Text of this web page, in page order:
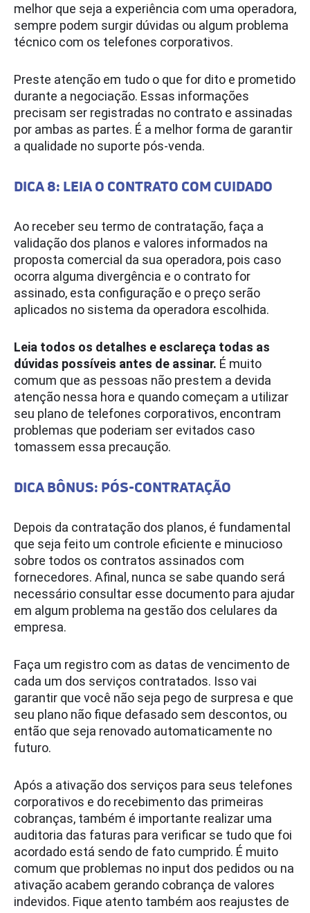
melhor que seja a experiência com uma operadora,
sempre podem surgir dúvidas ou algum problema
técnico com os telefones corporativos.
Preste atenção em tudo o que for dito e prometido
durante a negociação. Essas informações
precisam ser registradas no contrato e assinadas
por ambas as partes. É a melhor forma de garantir
a qualidade no suporte pós-venda.
DICA 8: LEIA O CONTRATO COM CUIDADO
Ao receber seu termo de contratação, faça a
validação dos planos e valores informados na
proposta comercial da sua operadora, pois caso
ocorra alguma divergência e o contrato for
assinado, esta configuração e o preço serão
aplicados no sistema da operadora escolhida.
Leia todos os detalhes e esclareça todas as
dúvidas possíveis antes de assinar. É muito
comum que as pessoas não prestem a devida
atenção nessa hora e quando começam a utilizar
seu plano de telefones corporativos, encontram
problemas que poderiam ser evitados caso
tomassem essa precaução.
DICA BÔNUS: PÓS-CONTRATAÇÃO
Depois da contratação dos planos, é fundamental
que seja feito um controle eficiente e minucioso
sobre todos os contratos assinados com
fornecedores. Afinal, nunca se sabe quando será
necessário consultar esse documento para ajudar
em algum problema na gestão dos celulares da
empresa.
Faça um registro com as datas de vencimento de
cada um dos serviços contratados. Isso vai
garantir que você não seja pego de surpresa e que
seu plano não fique defasado sem descontos, ou
então que seja renovado automaticamente no
futuro.
Após a ativação dos serviços para seus telefones
corporativos e do recebimento das primeiras
cobranças, também é importante realizar uma
auditoria das faturas para verificar se tudo que foi
acordado está sendo de fato cumprido. É muito
comum que problemas no input dos pedidos ou na
ativação acabem gerando cobrança de valores
indevidos. Fique atento também aos reajustes de